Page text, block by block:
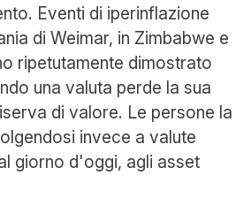
Eventi di iperinflazione
di Weimar, in Zimbabwe e
ripetutamente dimostrato
una valuta perde la sua
di valore. Le persone la
invece a valute
giorno d'oggi, agli asset